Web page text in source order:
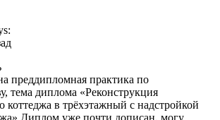
преддипломная практика по
тема диплома «Реконструкция
коттеджа в трёхэтажный с надстройкой
Диплом уже почти дописан, могу